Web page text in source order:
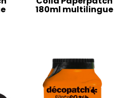
180ml multilingue